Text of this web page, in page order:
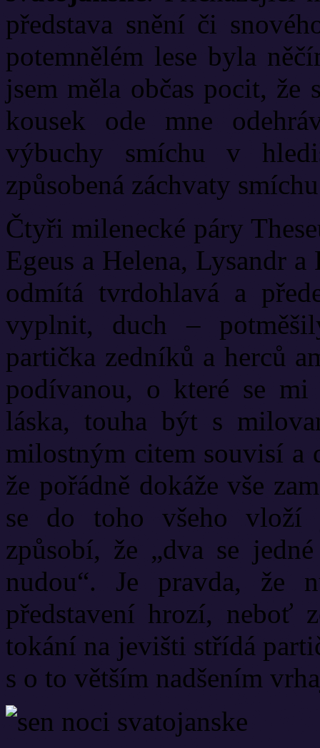
představa snění či
potemnělém lese byla
jsem měla občas pocit, že
kousek ode mne
výbuchy smíchu v
způsobená záchvaty
Čtyři milenecké páry
Egeus a Helena, Lysandr
odmítá tvrdohlavá a
vyplnit, duch –
partička zedníků a herců
podívanou, o které se
láska, touha být s
milostným citem souvisí a
že pořádně dokáže vše
se do toho všeho vloží
způsobí, že „dva se
nudou“. Je pravda, že
představení hrozí, neboť
tokání na jevišti střídá
s o to větším nadšením